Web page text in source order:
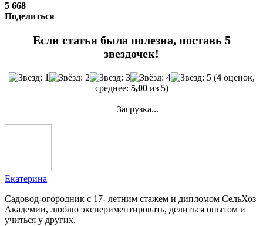
5 668
Поделиться
Если статья была полезна, поставь 5
звездочек!
(4оценок,
среднее: 5,00из 5)
Загрузка...
Екатерина
Садовод-огородник с 17- летним стажем и дипломом СельХоз
Академии, люблю экспериментировать, делиться опытом и
учиться у других.